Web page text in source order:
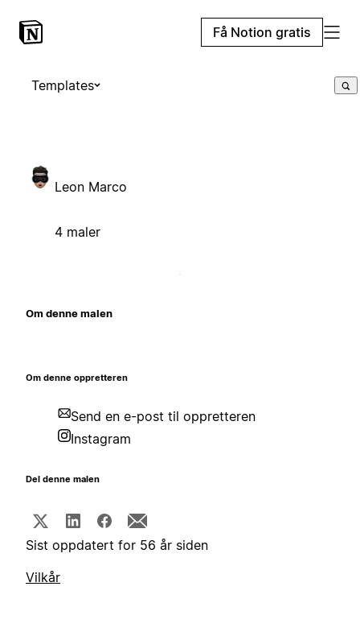
Få Notion gratis
Templates
Leon Marco
4 maler
Om denne malen
Om denne oppretteren
Send en e-post til oppretteren
Instagram
Del denne malen
Sist oppdatert for 56 år siden
Vilkår